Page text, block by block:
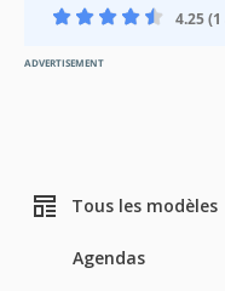
4.25
ADVERTISEMENT
Tous les modèles
Agendas